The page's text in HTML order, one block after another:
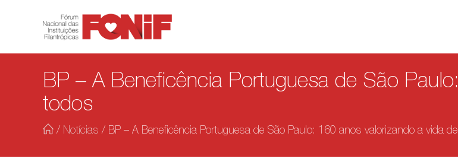
BP – A Beneficência Portuguesa de São
todos
/ Notícias / BP – A Beneficência Portuguesa de São Paulo: 160 anos valorizando a vida